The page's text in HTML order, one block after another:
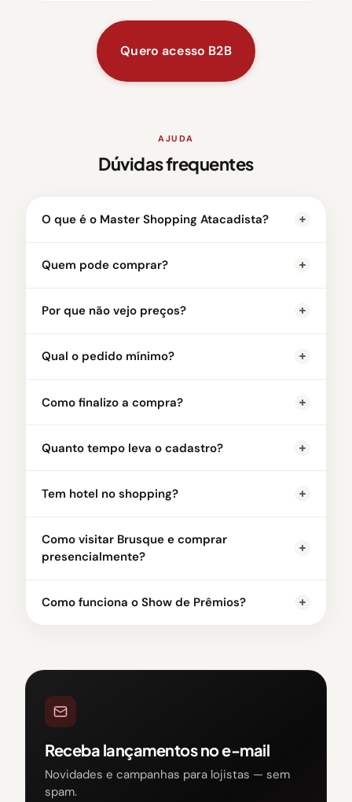
Quero acesso B2B
AJUDA
Dúvidas frequentes
O que é o Master Shopping Atacadista?
Quem pode comprar?
Por que não vejo preços?
Qual o pedido mínimo?
Como finalizo a compra?
Quanto tempo leva o cadastro?
Tem hotel no shopping?
Como visitar Brusque e comprar
presencialmente?
Como funciona o Show de Prêmios?
Receba lançamentos no e-mail
Novidades e campanhas para lojistas — sem
spam.